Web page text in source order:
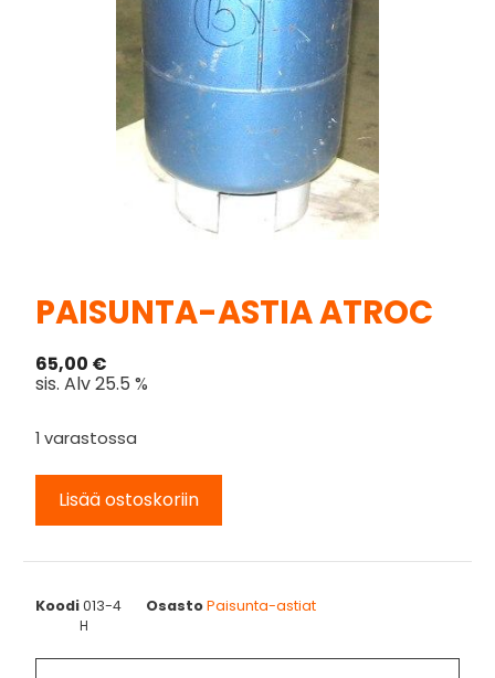
PAISUNTA-ASTIA ATROC
65,00 €
sis. Alv 25.5 %
1 varastossa
Lisää ostoskoriin
Koodi013-4 OsastoPaisunta-astiat
H